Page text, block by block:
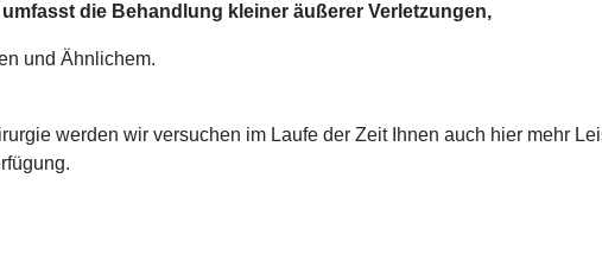
die Behandlung kleiner äußerer Verletzungen,
und Ähnlichem.
werden wir versuchen im Laufe der Zeit Ihnen auch hier mehr